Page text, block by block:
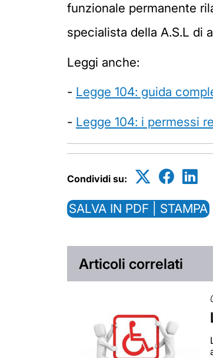
funzionale permanente
specialista della A.S.L di
Leggi anche:
- Legge 104: guida
- Legge 104: i permessi
Condividi su:
SALVA IN PDF | STAMPA
Articoli correlati